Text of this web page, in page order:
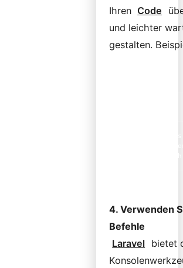
Ihren Code
und leichter
gestalten.
4. Verwenden
Befehle
Laravel bietet